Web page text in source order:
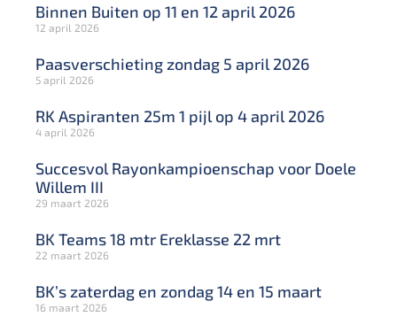
Binnen Buiten op 11 en 12 april 2026
12 april 2026
Paasverschieting zondag 5 april 2026
5 april 2026
RK Aspiranten 25m 1 pijl op 4 april 2026
4 april 2026
Succesvol Rayonkampioenschap voor Doele
Willem III
29 maart 2026
BK Teams 18 mtr Ereklasse 22 mrt
22 maart 2026
BK’s zaterdag en zondag 14 en 15 maart
16 maart 2026